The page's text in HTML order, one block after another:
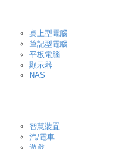
桌上型電腦
筆記型電腦
平板電腦
顯示器
NAS
智慧裝置
汽/電車